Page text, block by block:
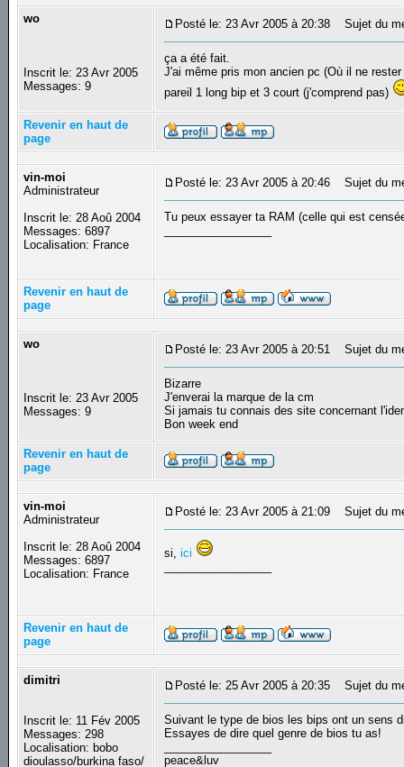
wo
Inscrit le: 23 Avr 2005
Messages: 9
Posté le: 23 Avr 2005 à 20:38 Sujet du
ça a été fait.
J'ai même pris mon ancien pc (Où il ne
pareil 1 long bip et 3 court (j'comprend pas)
Revenir en haut de
page
vin-moi
Administrateur
Inscrit le: 28 Aoû 2004
Messages: 6897
Localisation: France
Posté le: 23 Avr 2005 à 20:46 Sujet du
Tu peux essayer ta RAM (celle qui est
Revenir en haut de
page
wo
Inscrit le: 23 Avr 2005
Messages: 9
Posté le: 23 Avr 2005 à 20:51 Sujet du
Bizarre
J'enverai la marque de la cm
Si jamais tu connais des site concernant
Bon week end
Revenir en haut de
page
vin-moi
Administrateur
Inscrit le: 28 Aoû 2004
Messages: 6897
Localisation: France
Posté le: 23 Avr 2005 à 21:09 Sujet du
si,ici
Revenir en haut de
page
dimitri
Inscrit le: 11 Fév 2005
Messages: 298
Localisation: bobo
dioulasso/burkina faso/
Posté le: 25 Avr 2005 à 20:35 Sujet du
Suivant le type de bios les bips ont un sens
Essayes de dire quel genre de bios tu as!
peace&luv